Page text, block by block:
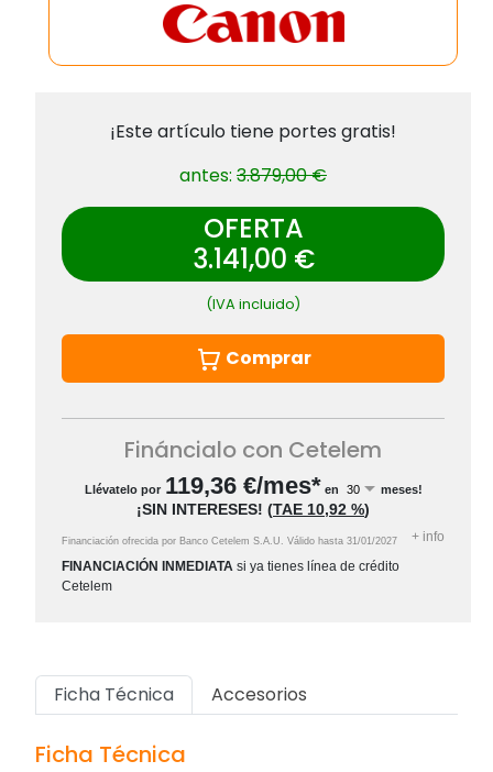
¡Este artículo tiene portes gratis!
antes: 3.879,00 €
OFERTA
3.141,00 €
(IVA incluido)
Comprar
Fináncialo con Cetelem
Llévatelo por 119,36€/mes* en meses!
¡SIN INTERESES! (TAE 10,92 %)
Financiación ofrecida por Banco Cetelem S.A.U. Válido hasta 31/01/2027 + info
FINANCIACIÓN INMEDIATA si ya tienes línea de crédito
Cetelem
Ficha Técnica Accesorios
Ficha Técnica